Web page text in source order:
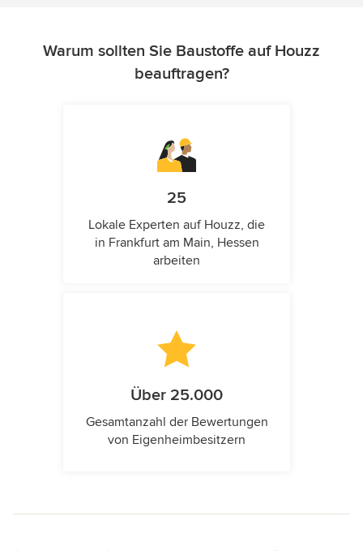
Warum sollten Sie Baustoffe auf Houzz
beauftragen?
25
Lokale Experten auf Houzz, die
in Frankfurt am Main, Hessen
arbeiten
Über 25.000
Gesamtanzahl der Bewertungen
von Eigenheimbesitzern